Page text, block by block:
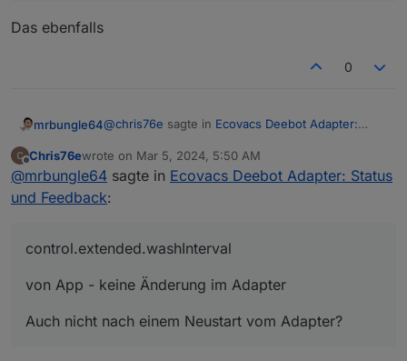
Das ebenfalls
0
mrbungle64@chris76e sagte in Ecovacs Deebot Adapter:
@mrbungle64
Offline
Chris76ewrote on Mar 5, 2024, 5:50 AM
last edited by
@mrbungle64 sagte in Ecovacs Deebot Adapter: Status
und Feedback:
control.extended.washInterval
von App - keine Änderung im Adapter
Auch nicht nach einem Neustart vom Adapter?